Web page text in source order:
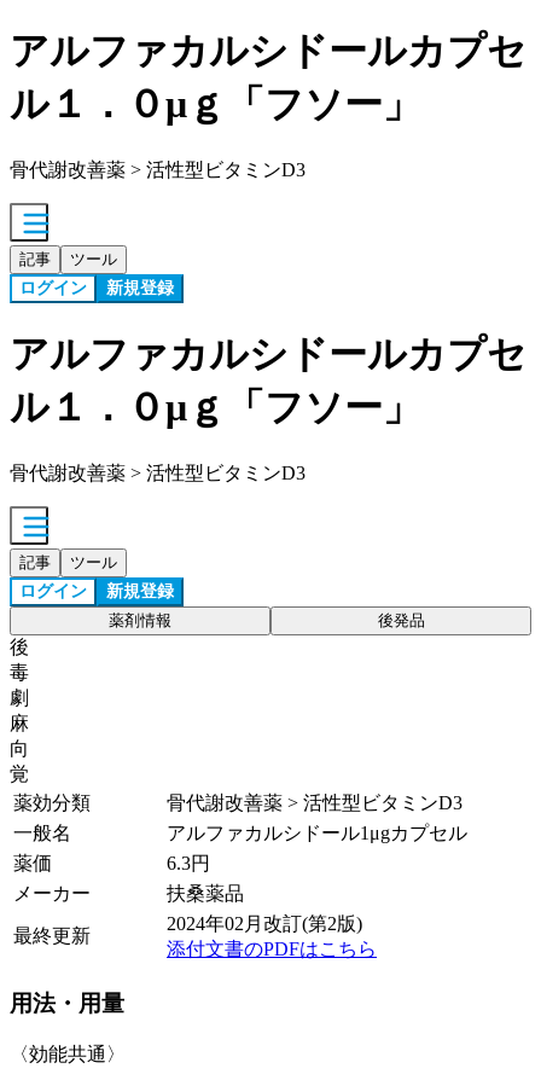
アルファカルシドールカプセ
ル１．０μｇ「フソー」
骨代謝改善薬 > 活性型ビタミンD3
記事 ツール
ログイン 新規登録
アルファカルシドールカプセ
ル１．０μｇ「フソー」
骨代謝改善薬 > 活性型ビタミンD3
記事 ツール
ログイン 新規登録
薬剤情報 後発品
後
毒
劇
麻
向
覚
薬効分類
骨代謝改善薬 > 活性型ビタミンD3
一般名
アルファカルシドール1μgカプセル
薬価
6.3円
メーカー
扶桑薬品
最終更新
2024年02月改訂(第2版)
添付文書のPDFはこちら
用法・用量
〈効能共通〉